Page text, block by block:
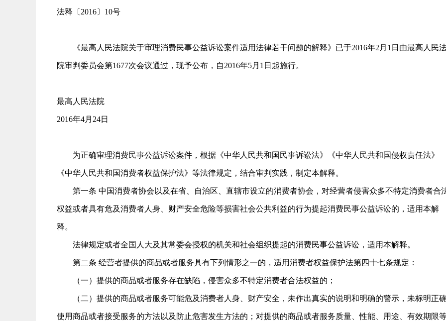
法释〔2016〕10号
《最高人民法院关于审理消费民事公益诉讼案件适用法律若干问题的解释》已于2016年2月1日由最高人民
院审判委员会第1677次会议通过，现予公布，自2016年5月1日起施行。
最高人民法院
2016年4月24日
为正确审理消费民事公益诉讼案件，根据《中华人民共和国民事诉讼法》《中华人民共和国侵权责任法》
《中华人民共和国消费者权益保护法》等法律规定，结合审判实践，制定本解释。
第一条 中国消费者协会以及在省、自治区、直辖市设立的消费者协会，对经营者侵害众多不特定消费者合
权益或者具有危及消费者人身、财产安全危险等损害社会公共利益的行为提起消费民事公益诉讼的，适用本解
释。
法律规定或者全国人大及其常委会授权的机关和社会组织提起的消费民事公益诉讼，适用本解释。
第二条 经营者提供的商品或者服务具有下列情形之一的，适用消费者权益保护法第四十七条规定：
（一）提供的商品或者服务存在缺陷，侵害众多不特定消费者合法权益的；
（二）提供的商品或者服务可能危及消费者人身、财产安全，未作出真实的说明和明确的警示，未标明正确
使用商品或者接受服务的方法以及防止危害发生方法的；对提供的商品或者服务质量、性能、用途、有效期限